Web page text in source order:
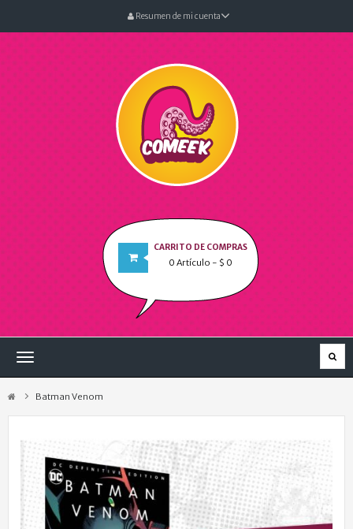
Resumen de mi cuenta
CARRITO DE COMPRAS
0 Artículo - $ 0
Navegación
Batman Venom